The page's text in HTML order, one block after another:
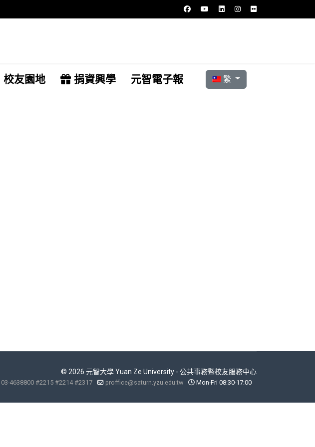
校友園地 捐資興學 元智電子報 選擇你的語言
繁
© 2026 元智大學 Yuan Ze University - 公共事務暨校友服務中心
03-4638800 #2215 #2214 #2317 proffice@saturn.yzu.edu.tw Mon-Fri 08:30-17:00